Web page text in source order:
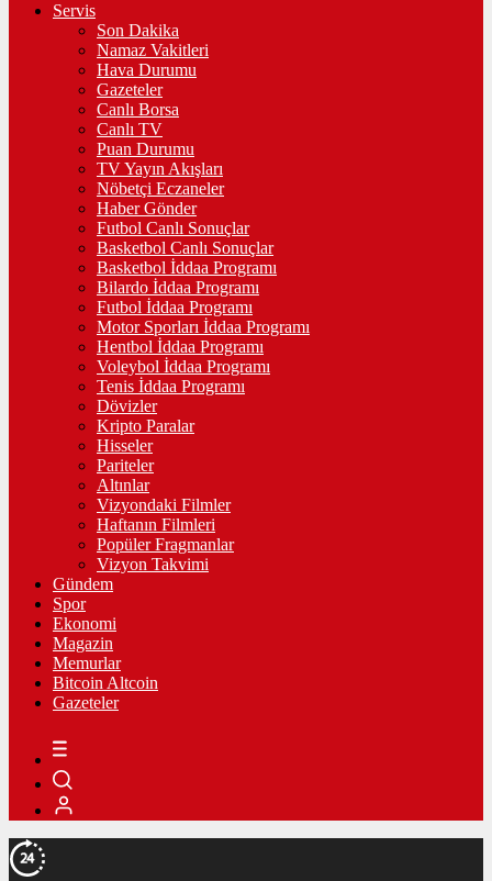
Servis
Son Dakika
Namaz Vakitleri
Hava Durumu
Gazeteler
Canlı Borsa
Canlı TV
Puan Durumu
TV Yayın Akışları
Nöbetçi Eczaneler
Haber Gönder
Futbol Canlı Sonuçlar
Basketbol Canlı Sonuçlar
Basketbol İddaa Programı
Bilardo İddaa Programı
Futbol İddaa Programı
Motor Sporları İddaa Programı
Hentbol İddaa Programı
Voleybol İddaa Programı
Tenis İddaa Programı
Dövizler
Kripto Paralar
Hisseler
Pariteler
Altınlar
Vizyondaki Filmler
Haftanın Filmleri
Popüler Fragmanlar
Vizyon Takvimi
Gündem
Spor
Ekonomi
Magazin
Memurlar
Bitcoin Altcoin
Gazeteler